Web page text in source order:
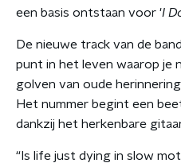
een basis ontstaan voor 'I
De nieuwe track van de
punt in het leven waarop je
golven van oude
Het nummer begint een
dankzij het herkenbare
“Is life just dying in slow